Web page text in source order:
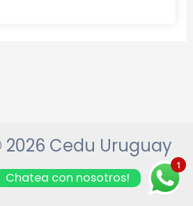
Cedu Uruguay
1
Chatea con nosotros!